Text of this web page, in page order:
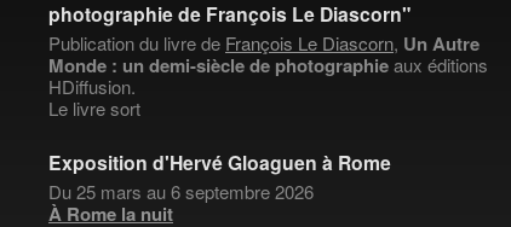
photographie de François Le Diascorn"
Publication du livre de François Le Diascorn, Un Autre
Monde : un demi-siècle de photographieaux éditions
HDiffusion.
Le livre sort
Exposition d'Hervé Gloaguen à Rome
Du 25 mars au 6 septembre 2026
À Rome la nuit